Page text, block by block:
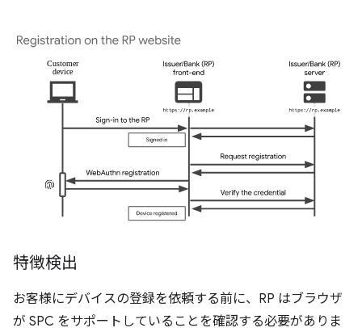
特徴検出
お客様にデバイスの登録を依頼する前に、RP はブラウザ
が SPC をサポートしていることを確認する必要がありま